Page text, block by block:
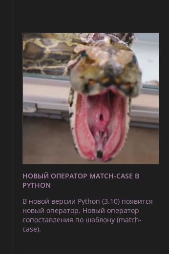
НОВЫЙ ОПЕРАТОР MATCH-CASE В
PYTHON
В новой версии Python (3.10) появится
новый оператор. Новый оператор
сопоставления по шаблону (match-
case).